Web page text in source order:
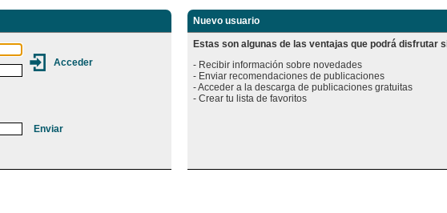
Nuevo usuario
Estas son algunas de las ventajas que podrá disfrutar
- Recibir información sobre novedades
- Enviar recomendaciones de publicaciones
- Acceder a la descarga de publicaciones gratuitas